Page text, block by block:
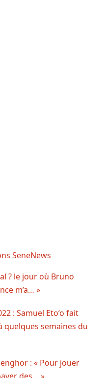
? le jour où Bruno
m’a… »
: Samuel Eto’o fait
quelques semaines du
: « Pour jouer